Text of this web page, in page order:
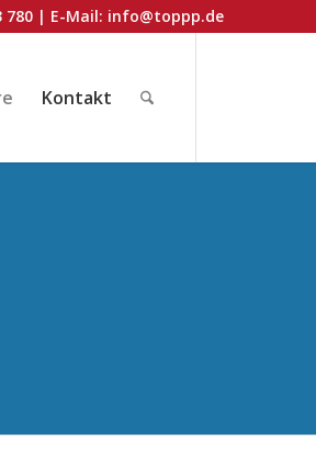
780 | E-Mail: info@toppp.de
Kontakt